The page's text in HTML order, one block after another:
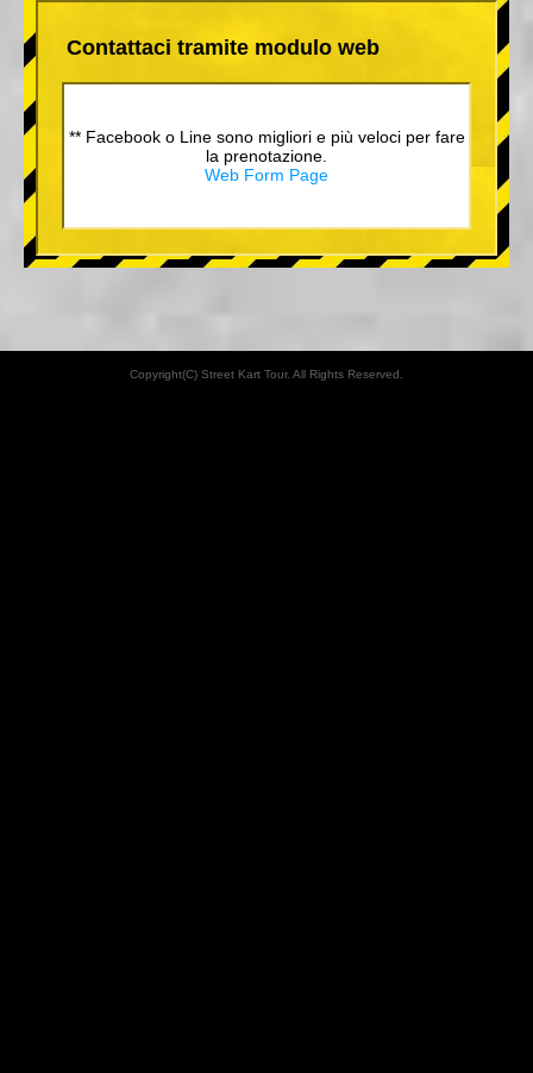
Contattaci tramite modulo web
** Facebook o Line sono migliori e più veloci per fare
la prenotazione.
Web Form Page
Copyright(C) Street Kart Tour. All Rights Reserved.